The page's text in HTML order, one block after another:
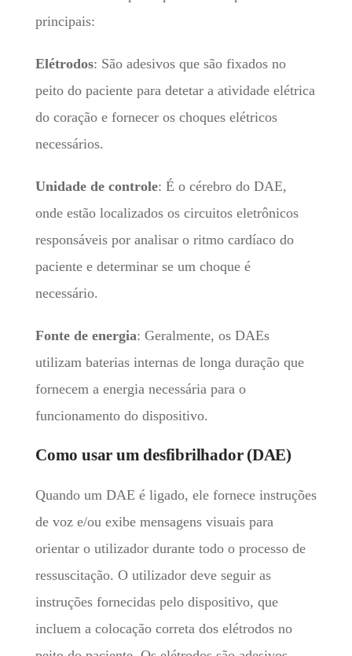
principais:
Elétrodos: São adesivos que são fixados no
peito do paciente para detetar a atividade elétrica
do coração e fornecer os choques elétricos
necessários.
Unidade de controle: É o cérebro do DAE,
onde estão localizados os circuitos eletrônicos
responsáveis por analisar o ritmo cardíaco do
paciente e determinar se um choque é
necessário.
Fonte de energia: Geralmente, os DAEs
utilizam baterias internas de longa duração que
fornecem a energia necessária para o
funcionamento do dispositivo.
Como usar um desfibrilhador (DAE)
Quando um DAE é ligado, ele fornece instruções
de voz e/ou exibe mensagens visuais para
orientar o utilizador durante todo o processo de
ressuscitação. O utilizador deve seguir as
instruções fornecidas pelo dispositivo, que
incluem a colocação correta dos elétrodos no